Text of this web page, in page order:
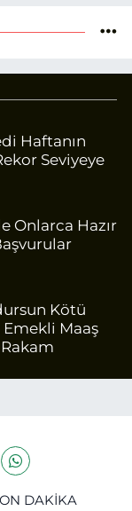
Haftanın
Seviyeye
Onlarca Hazır
Kötü
Emekli Maaş
DAKİKA